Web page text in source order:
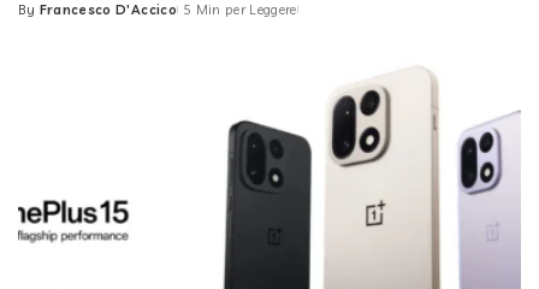
Posted
By Francesco D'Accico 5 Min per Leggere